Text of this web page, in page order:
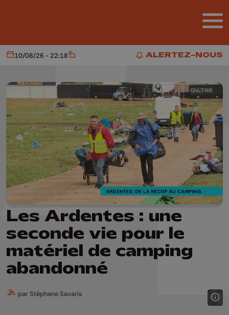
ALERTEZ-NOUS
ALERTEZ-NOUS
Aujourd'hui
10/08/26 - 22:18 Météo
Les Ardentes : une
seconde vie pour le
matériel de camping
abandonné
par Stéphane Savaris